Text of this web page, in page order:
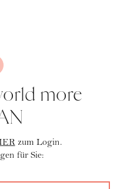
more
zum Login.
für Sie: